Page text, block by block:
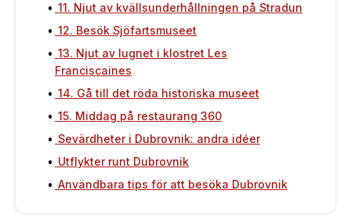
11. Njut av kvällsunderhållningen på Stradun
12. Besök Sjöfartsmuseet
13. Njut av lugnet i klostret Les
Franciscaines
14. Gå till det röda historiska museet
15. Middag på restaurang 360
Sevärdheter i Dubrovnik: andra idéer
Utflykter runt Dubrovnik
Användbara tips för att besöka Dubrovnik